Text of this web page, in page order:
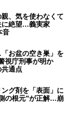
親、気を使わなくて
絶望…義実家
音
お盆の空き巣」を
視庁刑事が明か
共通点
グ剤を「表面」に
の根元”が正解…崩